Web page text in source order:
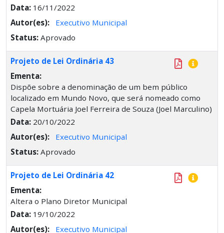
Data: 16/11/2022
Autor(es):
Executivo Municipal
Status: Aprovado
Projeto de Lei Ordinária 43
Ementa:
Dispõe sobre a denominação de um bem público
localizado em Mundo Novo, que será nomeado como
Capela Mortuária Joel Ferreira de Souza (Joel Marculino)
Data: 20/10/2022
Autor(es):
Executivo Municipal
Status: Aprovado
Projeto de Lei Ordinária 42
Ementa:
Altera o Plano Diretor Municipal
Data: 19/10/2022
Autor(es):
Executivo Municipal